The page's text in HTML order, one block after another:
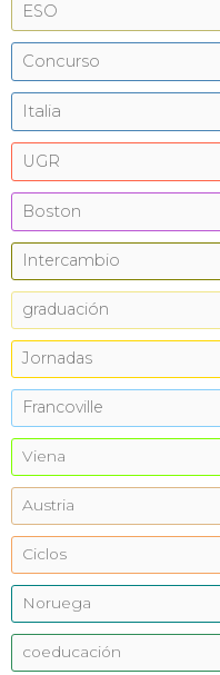
ESO
Concurso
Italia
UGR
Boston
Intercambio
graduación
Jornadas
Francoville
Viena
Austria
Ciclos
Noruega
coeducación